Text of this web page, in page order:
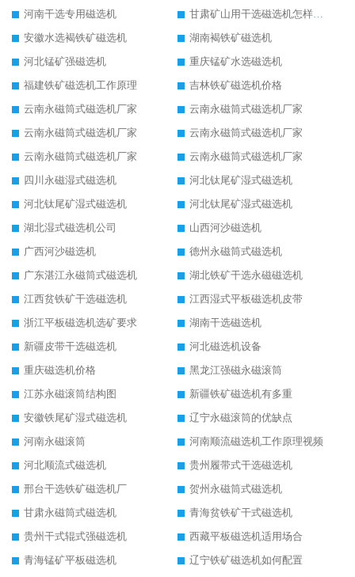
河南干选专用磁选机
甘肃矿山用干选磁选机怎样调磁
安徽水选褐铁矿磁选机
湖南褐铁矿磁选机
河北锰矿强磁选机
重庆锰矿水选磁选机
福建铁矿磁选机工作原理
吉林铁矿磁选机价格
云南永磁筒式磁选机厂家
云南永磁筒式磁选机厂家
云南永磁筒式磁选机厂家
云南永磁筒式磁选机厂家
云南永磁筒式磁选机厂家
云南永磁筒式磁选机厂家
四川永磁湿式磁选机
河北钛尾矿湿式磁选机
河北钛尾矿湿式磁选机
河北钛尾矿湿式磁选机
湖北湿式磁选机公司
山西河沙磁选机
广西河沙磁选机
德州永磁筒式磁选机
广东湛江永磁筒式磁选机
湖北铁矿干选永磁磁选机
江西贫铁矿干选磁选机
江西湿式平板磁选机皮带
浙江平板磁选机选矿要求
湖南干选磁选机
新疆皮带干选磁选机
河北磁选机设备
重庆磁选机价格
黑龙江强磁永磁滚筒
江苏永磁滚筒结构图
新疆铁矿磁选机有多重
安徽铁尾矿湿式磁选机
辽宁永磁滚筒的优缺点
河南永磁滚筒
河南顺流磁选机工作原理视频
河北顺流式磁选机
贵州履带式干选磁选机
邢台干选铁矿磁选机厂
贺州永磁筒式磁选机
甘肃永磁筒式磁选机
青海贫铁矿干式磁选机
贵州干式辊式强磁选机
西藏平板磁选机适用场合
青海锰矿平板磁选机
辽宁铁矿磁选机如何配置